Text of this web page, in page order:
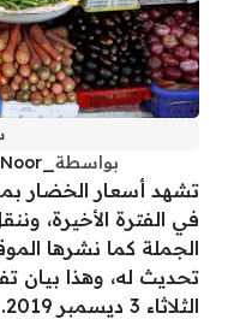
بواسطة _Noor_
تشهد أسعار الخضار
في الفترة الأخيرة،
الجملة كما نشرها
تحديث له، وهذا بيان
الثلاثاء 3 ديسمبر 2019.